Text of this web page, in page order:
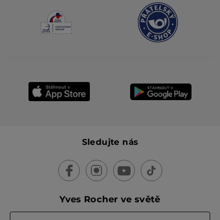
Sledujte nás
Yves Rocher ve světě